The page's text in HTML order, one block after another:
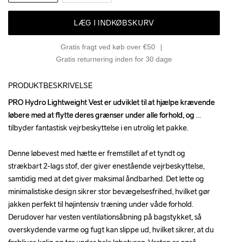
LÆG I INDKØBSKURV
Gratis fragt ved køb over €50
Gratis returnering inden for 30 dage
PRODUKTBESKRIVELSE
PRO Hydro Lightweight Vest er udviklet til at hjælpe krævende
løbere med at flytte deres grænser under alle forhold, og
tilbyder fantastisk vejrbeskyttelse i en utrolig let pakke.
Denne løbevest med hætte er fremstillet af et tyndt og
strækbart 2-lags stof, der giver enestående vejrbeskyttelse,
samtidig med at det giver maksimal åndbarhed. Det lette og
minimalistiske design sikrer stor bevægelsesfrihed, hvilket gør
jakken perfekt til højintensiv træning under våde forhold.
Derudover har vesten ventilationsåbning på bagstykket, så
overskydende varme og fugt kan slippe ud, hvilket sikrer, at du
PRO Hydro Lightweight Vest er udviklet til at hjælpe krævende
løbere med at flytte deres grænser under alle forhold, og
tilbyder fantastisk vejrbeskyttelse i en utrolig let pakke.
Denne løbevest med hætte er fremstillet af et tyndt og
strækbart 2-lags stof, der giver enestående vejrbeskyttelse,
samtidig med at det giver maksimal åndbarhed. Det lette og
minimalistiske design sikrer stor bevægelsesfrihed, hvilket gør
jakken perfekt til højintensiv træning under våde forhold.
Derudover har vesten ventilationsåbning på bagstykket, så
overskydende varme og fugt kan slippe ud, hvilket sikrer, at du